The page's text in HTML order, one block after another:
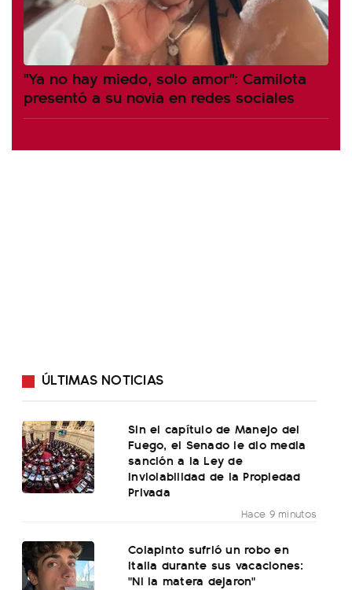
"Ya no hay miedo, solo amor": Camilota
presentó a su novia en redes sociales
ÚLTIMAS NOTICIAS
Sin el capítulo de Manejo del
Fuego, el Senado le dio media
sanción a la Ley de
Inviolabilidad de la Propiedad
Privada
Hace 9 minutos
Colapinto sufrió un robo en
Italia durante sus vacaciones:
"Ni la matera dejaron"